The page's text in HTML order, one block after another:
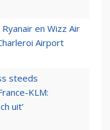
en Wizz Air
Airport
steeds
KLM:
uit’